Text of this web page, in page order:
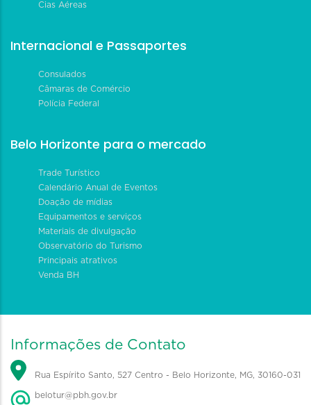
Cias Aéreas
Internacional e Passaportes
Consulados
Câmaras de Comércio
Polícia Federal
Belo Horizonte para o mercado
Trade Turístico
Calendário Anual de Eventos
Doação de mídias
Equipamentos e serviços
Materiais de divulgação
Observatório do Turismo
Principais atrativos
Venda BH
Informações de Contato
Rua Espírito Santo, 527 Centro - Belo Horizonte, MG, 30160-031
belotur@pbh.gov.br